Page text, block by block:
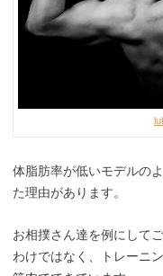
体脂肪率が低いモデルの
た理由があります。
お相撲さん達を例にして
わけではなく、トレーニ